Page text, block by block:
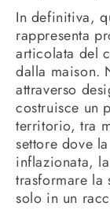
In definitiva,
rappresenta
articolata del
dalla maison.
attraverso
costruisce un
territorio, tra
settore dove
inflazionata,
trasformare la
solo in un